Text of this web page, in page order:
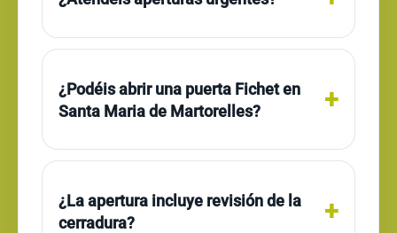
¿Podéis abrir una puerta Fichet en
Santa Maria de Martorelles?
¿La apertura incluye revisión de la
cerradura?